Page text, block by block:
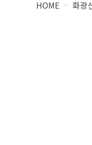
HOME > 화광